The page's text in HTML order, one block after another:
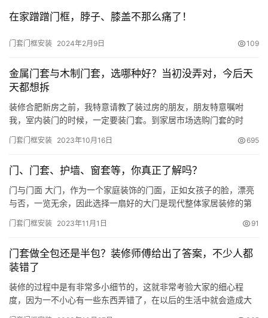
在家蹭蹭门框，脖子、膝盖不那么痛了！
门套门框安装 2024年2月9日 109
金属门套与木制门套，选哪种好？当初没弄对，今后天
天都想拆
装修合肥新房之前，我特意请教了装过房的朋友，朋友特意嘱咐
我，室内装门的时候，一定要装门套。到家居市场选购门套的时
套，也有钛合金的金属门套，一时间面对这么多种门套，不知道该
家经理给我详细地聊了2种门套各自的优势和劣势。 首先卖家经理给
我聊了选…
门套门框安装 2023年10月16日 695
门、门套、护墙、窗套等，你真正了解吗？
门与门面 大门，作为一个家庭装饰的门面，正如女孩子的脸，漂亮
与否，一览无余，因此选择一扇好的大门是现代整体家居装修的第
小适宜，给人淡定从容舒适感。 如果门洞宽度较大，也可以选用子
的场所，是宁静舒适的空间。选用浅色系门，令人心情畅快，有利
于睡…
门套门框安装 2023年11月1日 91
门套做全包还是半包？装修师傅给出了答案，不少人都
装错了
装修的过程中是有非常多小细节的，这就非常考验大家的细心程
度，因为一不小心有一些东西弄错了，在以后的生活中就会造成大